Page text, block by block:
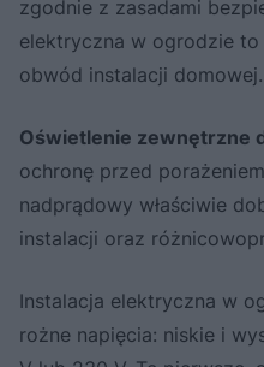
zgodnie z zasadami
elektryczna w ogrodzie
obwód instalacji domowej.
Oświetlenie zewnętrzne
ochronę przed
nadprądowy właściwie
instalacji oraz
Instalacja elektryczna w
rożne napięcia: niskie i